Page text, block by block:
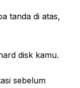
tanda di atas,
disk kamu.
sebelum